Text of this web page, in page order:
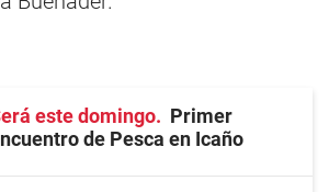
este domingo
Primer
de Pesca en Icaño